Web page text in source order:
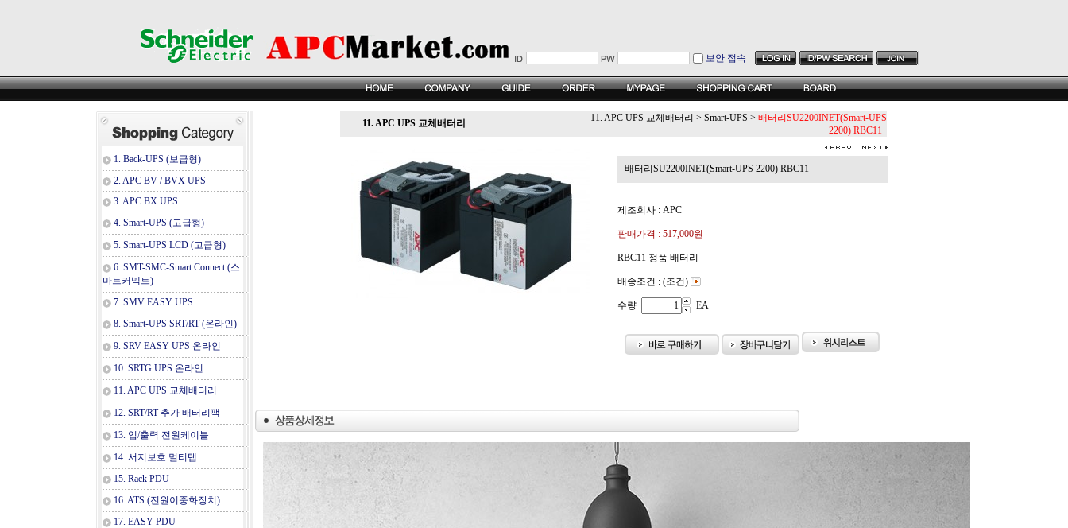
보안 접속
1. Back-UPS (보급형)
2. APC BV / BVX UPS
3. APC BX UPS
4. Smart-UPS (고급형)
5. Smart-UPS LCD (고급형)
6. SMT-SMC-Smart Connect (스
마트커넥트)
7. SMV EASY UPS
8. Smart-UPS SRT/RT (온라인)
9. SRV EASY UPS 온라인
10. SRTG UPS 온라인
11. APC UPS 교체배터리
12. SRT/RT 추가 배터리팩
13. 입/출력 전원케이블
14. 서지보호 멀티탭
15. Rack PDU
16. ATS (전원이중화장치)
17. EASY PDU
11. APC UPS 교체배터리 11. APC UPS 교체배터리 > Smart-UPS > 배터리SU2200INET(Smart-UPS
2200) RBC11
배터리SU2200INET(Smart-UPS 2200) RBC11
제조회사 : APC
판매가격 : 517,000원
RBC11 정품 배터리
배송조건 : (조건)
수량 EA